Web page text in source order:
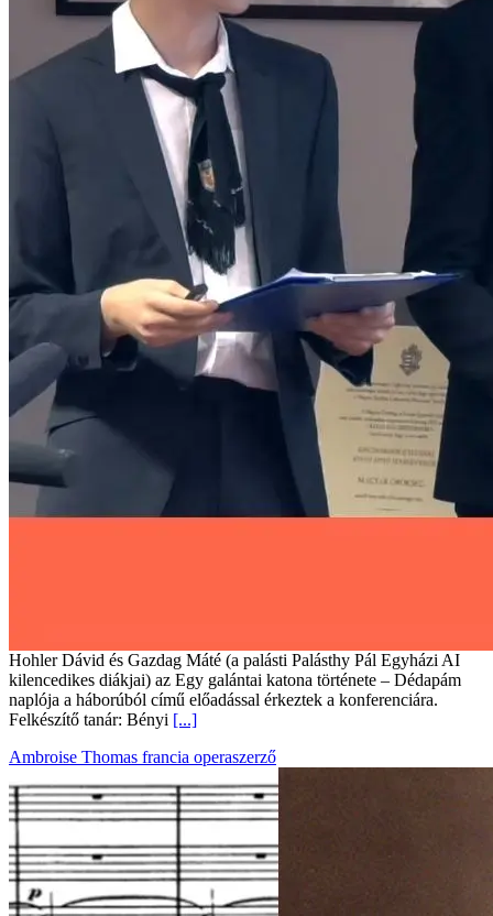
Hohler Dávid és Gazdag Máté (a palásti Palásthy Pál Egyházi AI
kilencedikes diákjai) az Egy galántai katona története – Dédapám
naplója a háborúból című előadással érkeztek a konferenciára.
Felkészítő tanár: Bényi [...]
Ambroise Thomas francia operaszerző